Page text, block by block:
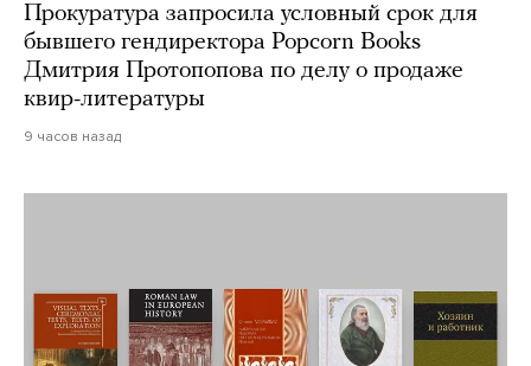
Прокуратура запросила условный срок для
бывшего гендиректора Popcorn Books
Дмитрия Протопопова по делу о продаже
квир-литературы
9 часов назад